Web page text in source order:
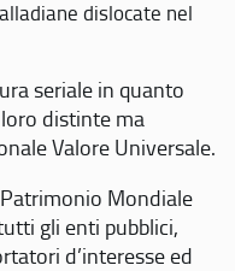
dislocate nel
seriale in quanto
distinte ma
Valore Universale.
Mondiale
gli enti pubblici,
d’interesse ed